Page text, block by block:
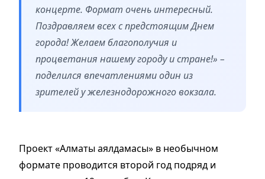
концерте. Формат очень интересный.
Поздравляем всех с предстоящим Днем
города! Желаем благополучия и
процветания нашему городу и стране!» –
поделился впечатлениями один из
зрителей у железнодорожного вокзала.
Проект «Алматы аялдамасы» в необычном
формате проводится второй год подряд и